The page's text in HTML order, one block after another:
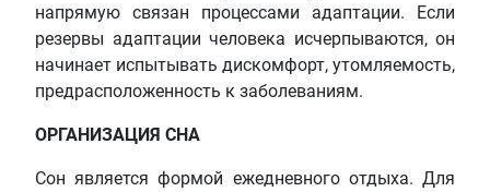
напрямую связан процессами адаптации. Если
резервы адаптации человека исчерпываются, он
начинает испытывать дискомфорт, утомляемость,
предрасположенность к заболеваниям.
ОРГАНИЗАЦИЯ СНА
Сон является формой ежедневного отдыха. Для